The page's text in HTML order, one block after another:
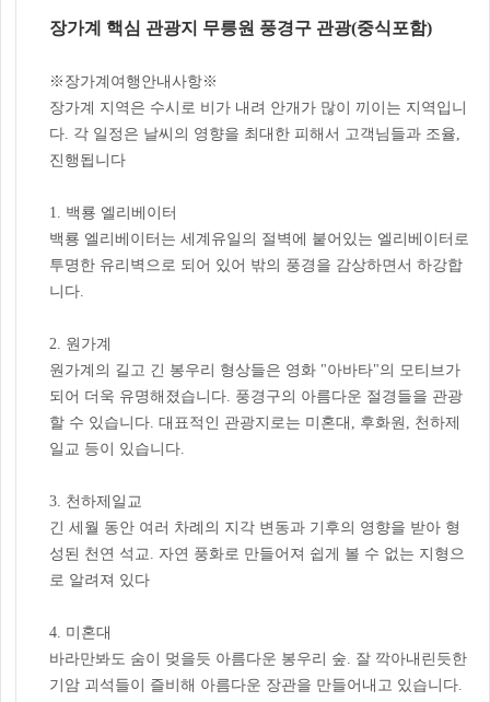
장가계 핵심 관광지 무릉원 풍경구 관광(중식포함)
※장가계여행안내사항※
장가계 지역은 수시로 비가 내려 안개가 많이 끼이는 지역입니
다. 각 일정은 날씨의 영향을 최대한 피해서 고객님들과 조율,
진행됩니다
1. 백룡 엘리베이터
백룡 엘리베이터는 세계유일의 절벽에 붙어있는 엘리베이터로
투명한 유리벽으로 되어 있어 밖의 풍경을 감상하면서 하강합
니다.
2. 원가계
원가계의 길고 긴 봉우리 형상들은 영화 "아바타"의 모티브가
되어 더욱 유명해졌습니다. 풍경구의 아름다운 절경들을 관광
할 수 있습니다. 대표적인 관광지로는 미혼대, 후화원, 천하제
일교 등이 있습니다.
3. 천하제일교
긴 세월 동안 여러 차례의 지각 변동과 기후의 영향을 받아 형
성된 천연 석교. 자연 풍화로 만들어져 쉽게 볼 수 없는 지형으
로 알려져 있다
4. 미혼대
바라만봐도 숨이 멎을듯 아름다운 봉우리 숲. 잘 깍아내린듯한
기암 괴석들이 즐비해 아름다운 장관을 만들어내고 있습니다.